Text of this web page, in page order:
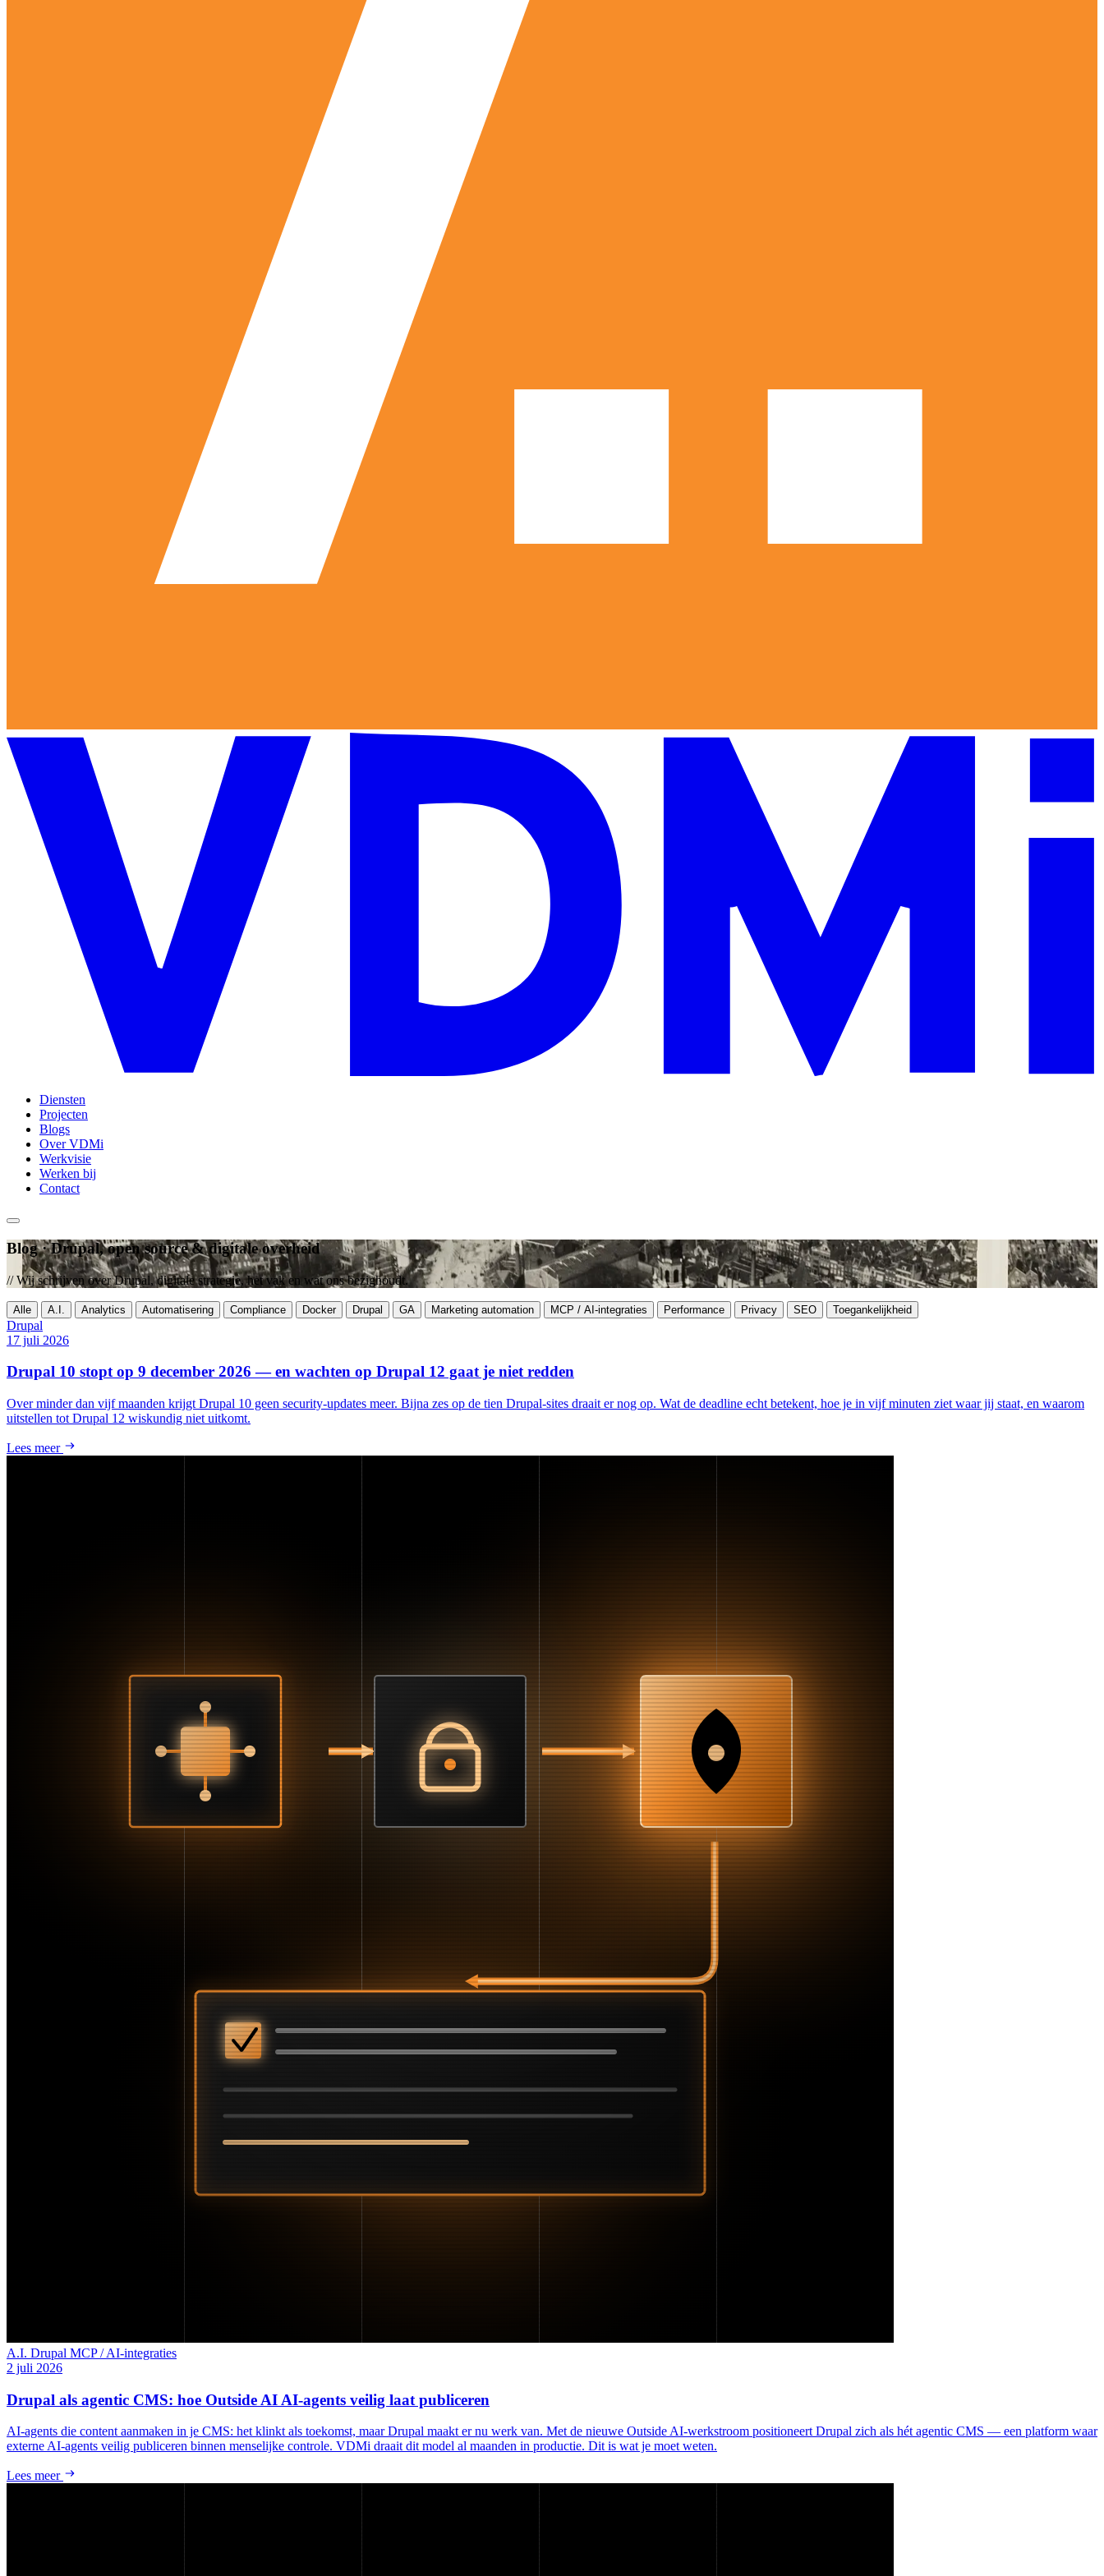
Diensten
Projecten
Blogs
Over VDMi
Werkvisie
Werken bij
Contact
Blog · Drupal, open source & digitale overheid
// Wij schrijven over Drupal, digitale strategie, het vak en wat ons bezighoudt.
Alle A.I. Analytics Automatisering Compliance Docker Drupal GA Marketing automation MCP / AI-integraties Performance Privacy SEO Toegankelijkheid
Onderwerpen
A.I.
Automatisering
Docker
Drupal
GA
GEO
Drupal
17 juli 2026
Drupal 10 stopt op 9 december 2026 — en wachten op Drupal 12 gaat je niet redden
Over minder dan vijf maanden krijgt Drupal 10 geen security-updates meer. Bijna zes op de tien Drupal-sites draait er nog op. Wat de deadline echt betekent, hoe je in vijf minuten ziet waar jij staat, en waarom
uitstellen tot Drupal 12 wiskundig niet uitkomt.
Lees meer
A.I. Drupal MCP / AI-integraties
2 juli 2026
Drupal als agentic CMS: hoe Outside AI AI-agents veilig laat publiceren
AI-agents die content aanmaken in je CMS: het klinkt als toekomst, maar Drupal maakt er nu werk van. Met de nieuwe Outside AI-werkstroom positioneert Drupal zich als hét agentic CMS — een platform waar
externe AI-agents veilig publiceren binnen menselijke controle. VDMi draait dit model al maanden in productie. Dit is wat je moet weten.
Lees meer